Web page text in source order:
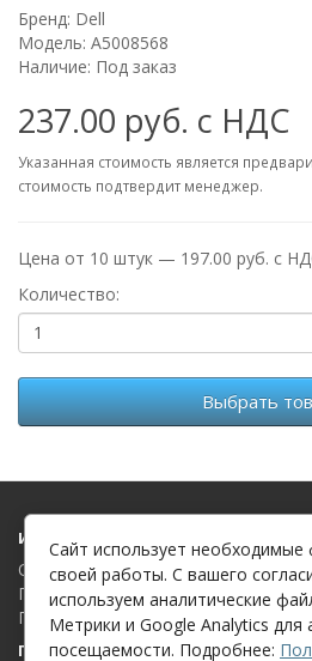
Бренд: Dell
Модель: A5008568
Наличие: Под заказ
237.00 руб. с НДС
Указанная стоимость является
стоимость подтвердит менеджер.
Цена от 10 штук — 197.00 руб. с
Количество:
Выбрать
Информация
О компании
Политика в отношении обработки
Политика в отношении обработки
Поддержка клиентов
Сайт использует
своей работы. С вашего
используем аналитические
Метрики и Google Analytics для
посещаемости. Подробнее: